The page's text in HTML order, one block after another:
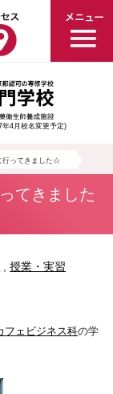
年4月校名変更予定)
行ってきました☆
てきました
,授業・実習
フェビジネス科の学